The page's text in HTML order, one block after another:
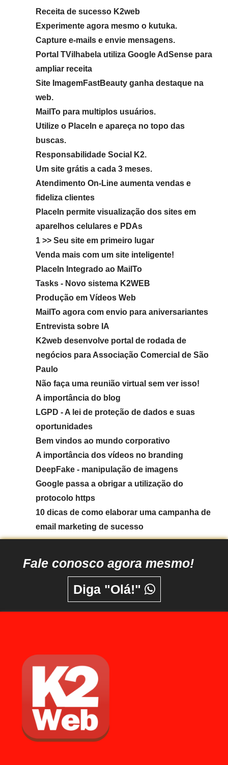
Receita de sucesso K2web
Experimente agora mesmo o kutuka.
Capture e-mails e envie mensagens.
Portal TVilhabela utiliza Google AdSense para
ampliar receita
Site ImagemFastBeauty ganha destaque na
web.
MailTo para multiplos usuários.
Utilize o PlaceIn e apareça no topo das
buscas.
Responsabilidade Social K2.
Um site grátis a cada 3 meses.
Atendimento On-Line aumenta vendas e
fideliza clientes
PlaceIn permite visualização dos sites em
aparelhos celulares e PDAs
1 >> Seu site em primeiro lugar
Venda mais com um site inteligente!
PlaceIn Integrado ao MailTo
Tasks - Novo sistema K2WEB
Produção em Vídeos Web
MailTo agora com envio para aniversariantes
Entrevista sobre IA
K2web desenvolve portal de rodada de
negócios para Associação Comercial de São
Paulo
Não faça uma reunião virtual sem ver isso!
A importância do blog
LGPD - A lei de proteção de dados e suas
oportunidades
Bem vindos ao mundo corporativo
A importância dos vídeos no branding
DeepFake - manipulação de imagens
Google passa a obrigar a utilização do
protocolo https
10 dicas de como elaborar uma campanha de
email marketing de sucesso
Fale conosco agora mesmo!
Diga "Olá!"